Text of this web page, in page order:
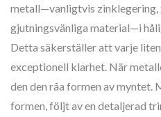
metall—vanligtvis zinklegering,
gjutningsvänliga material—i
Detta säkerställer att varje
exceptionell klarhet. När
den den råa formen av myntet.
formen, följt av en detaljerad